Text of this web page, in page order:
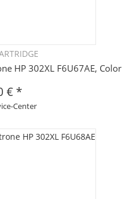
HP 302XL F6U67AE, Color
€ *
Center